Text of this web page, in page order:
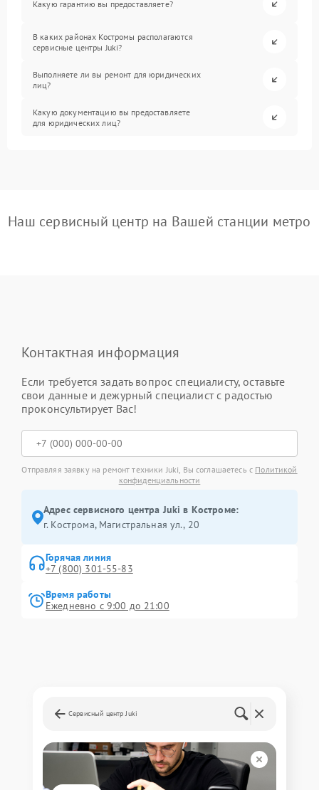
Какую гарантию вы предоставляете?
В каких районах Костромы располагаются
сервисные центры Juki?
Выполняете ли вы ремонт для юридических
лиц?
Какую документацию вы предоставляете
для юридических лиц?
Наш сервисный центр на Вашей станции метро
Контактная информация
Если требуется задать вопрос специалисту, оставьте
свои данные и дежурный специалист с радостью
проконсультирует Вас!
Отправляя заявку на ремонт техники Juki, Вы соглашаетесь с Политикой
конфиденциальности
Адрес сервисного центра Juki в Костроме:
г. Кострома, Магистральная ул., 20
Горячая линия
+7 (800) 301-55-83
Время работы
Ежедневно с 9:00 до 21:00
Сервисный центр Juki